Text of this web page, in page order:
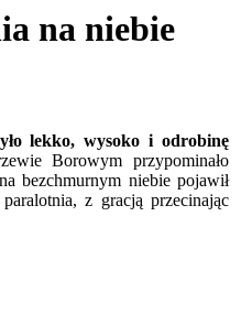
na niebie
lekko, wysoko i odrobinę
Borowym przypominało
bezchmurnym niebie pojawił
z gracją przecinając